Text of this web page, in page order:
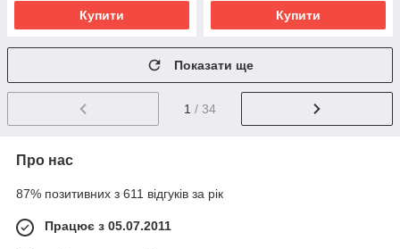
Купити Купити
Показати ще
1 / 34
Про нас
87% позитивних з 611 відгуків за рік
Працює з 05.07.2011